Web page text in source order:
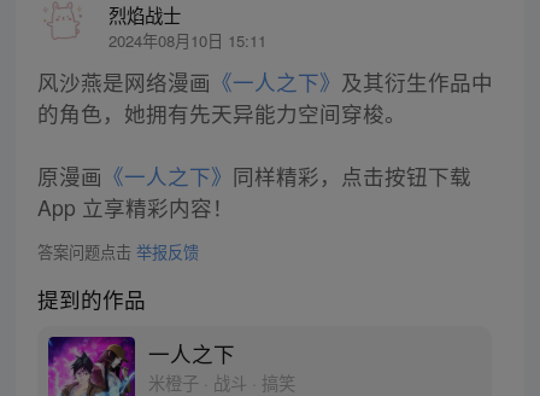
烈焰战士
2024年08月10日 15:11
风沙燕是网络漫画 《一人之下》 及其衍生作品中
的角色，她拥有先天异能力空间穿梭。
原漫画 《一人之下》 同样精彩，点击按钮下载
App 立享精彩内容！
答案问题点击 举报反馈
提到的作品
一人之下
米橙子 · 战斗 · 搞笑